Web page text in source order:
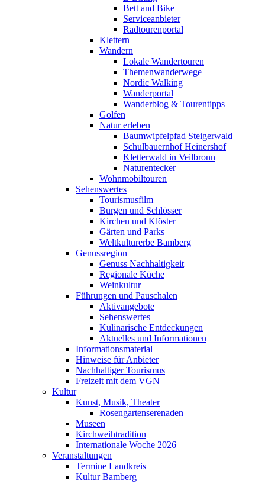
Bett and Bike
Serviceanbieter
Radtourenportal
Klettern
Wandern
Lokale Wandertouren
Themenwanderwege
Nordic Walking
Wanderportal
Wanderblog & Tourentipps
Golfen
Natur erleben
Baumwipfelpfad Steigerwald
Schulbauernhof Heinershof
Kletterwald in Veilbronn
Naturentecker
Wohnmobiltouren
Sehenswertes
Tourismusfilm
Burgen und Schlösser
Kirchen und Klöster
Gärten und Parks
Weltkulturerbe Bamberg
Genussregion
Genuss Nachhaltigkeit
Regionale Küche
Weinkultur
Führungen und Pauschalen
Aktivangebote
Sehenswertes
Kulinarische Entdeckungen
Aktuelles und Informationen
Informationsmaterial
Hinweise für Anbieter
Nachhaltiger Tourismus
Freizeit mit dem VGN
Kultur
Kunst, Musik, Theater
Rosengartenserenaden
Museen
Kirchweihtradition
Internationale Woche 2026
Veranstaltungen
Termine Landkreis
Kultur Bamberg